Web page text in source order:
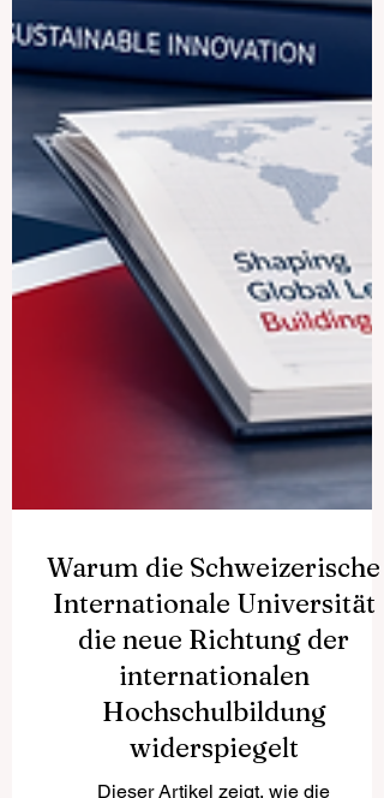
Warum die Schweizerische
Internationale Universität
die neue Richtung der
internationalen